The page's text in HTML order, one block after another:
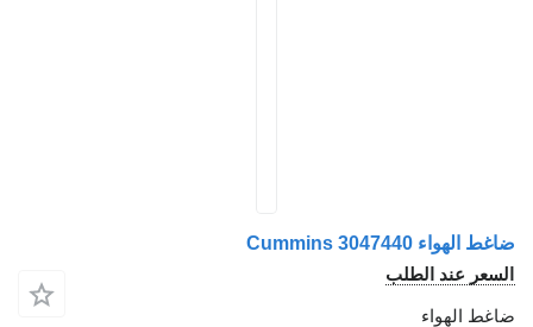
ضاغط الهواء Cummins 3047440
السعر عند الطلب
ضاغط الهواء